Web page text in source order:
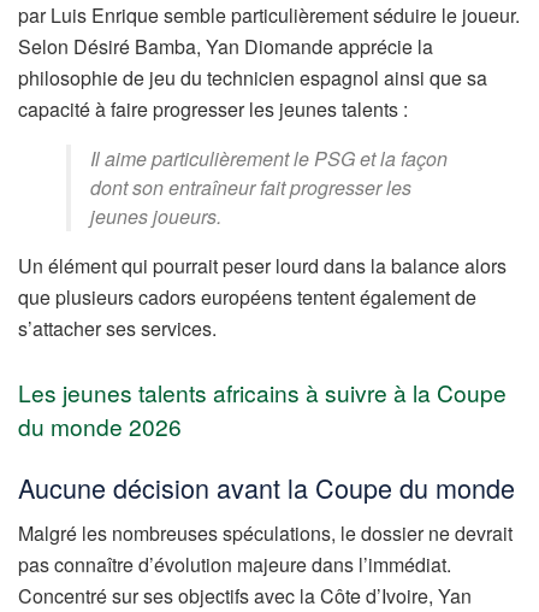
par Luis Enrique semble particulièrement séduire le joueur.
Selon Désiré Bamba, Yan Diomande apprécie la
philosophie de jeu du technicien espagnol ainsi que sa
capacité à faire progresser les jeunes talents :
Il aime particulièrement le PSG et la façon
dont son entraîneur fait progresser les
jeunes joueurs.
Un élément qui pourrait peser lourd dans la balance alors
que plusieurs cadors européens tentent également de
s’attacher ses services.
Les jeunes talents africains à suivre à la Coupe
du monde 2026
Aucune décision avant la Coupe du monde
Malgré les nombreuses spéculations, le dossier ne devrait
pas connaître d’évolution majeure dans l’immédiat.
Concentré sur ses objectifs avec la Côte d’Ivoire, Yan